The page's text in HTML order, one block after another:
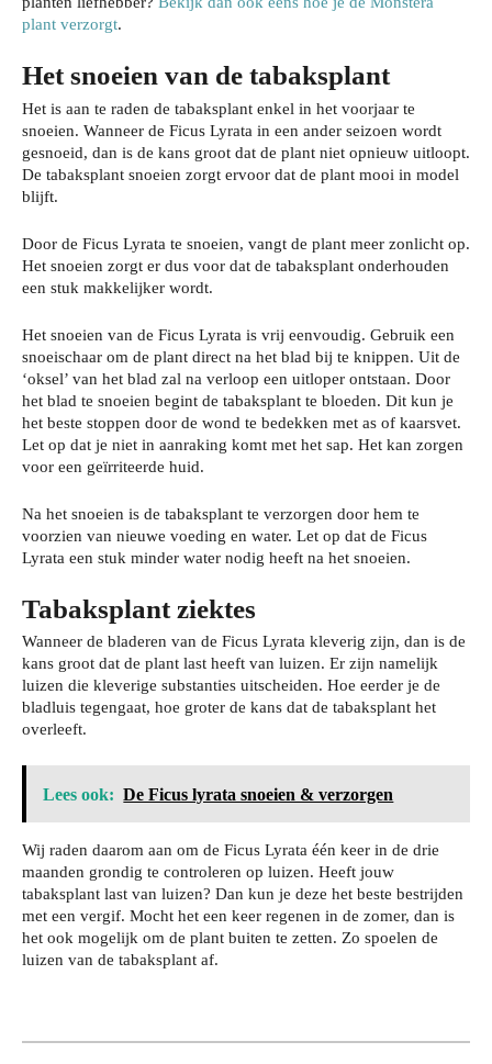
plant verzorgt.
Het snoeien van de tabaksplant
Het is aan te raden de tabaksplant enkel in het voorjaar te
snoeien. Wanneer de Ficus Lyrata in een ander seizoen wordt
gesnoeid, dan is de kans groot dat de plant niet opnieuw uitloopt.
De tabaksplant snoeien zorgt ervoor dat de plant mooi in model
blijft.
Door de Ficus Lyrata te snoeien, vangt de plant meer zonlicht op.
Het snoeien zorgt er dus voor dat de tabaksplant onderhouden
een stuk makkelijker wordt.
Het snoeien van de Ficus Lyrata is vrij eenvoudig. Gebruik een
snoeischaar om de plant direct na het blad bij te knippen. Uit de
‘oksel’ van het blad zal na verloop een uitloper ontstaan. Door
het blad te snoeien begint de tabaksplant te bloeden. Dit kun je
het beste stoppen door de wond te bedekken met as of kaarsvet.
Let op dat je niet in aanraking komt met het sap. Het kan zorgen
voor een geïrriteerde huid.
Na het snoeien is de tabaksplant te verzorgen door hem te
voorzien van nieuwe voeding en water. Let op dat de Ficus
Lyrata een stuk minder water nodig heeft na het snoeien.
Tabaksplant ziektes
Wanneer de bladeren van de Ficus Lyrata kleverig zijn, dan is de
kans groot dat de plant last heeft van luizen. Er zijn namelijk
luizen die kleverige substanties uitscheiden. Hoe eerder je de
bladluis tegengaat, hoe groter de kans dat de tabaksplant het
overleeft.
Lees ook: De Ficus lyrata snoeien & verzorgen
Wij raden daarom aan om de Ficus Lyrata één keer in de drie
maanden grondig te controleren op luizen. Heeft jouw
tabaksplant last van luizen? Dan kun je deze het beste bestrijden
met een vergif. Mocht het een keer regenen in de zomer, dan is
het ook mogelijk om de plant buiten te zetten. Zo spoelen de
luizen van de tabaksplant af.
Zo
bes
che
rm
je
rkle
Da
gje
am:
Je
wo
nin
g
bev
eili
en
Wat
je
har